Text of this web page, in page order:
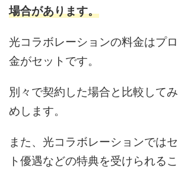
場合があります。
光コラボレーションの料金はプ
金がセットです。
別々で契約した場合と比較して
めします。
また、光コラボレーションでは
ト優遇などの特典を受けられる